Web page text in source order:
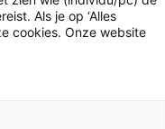
op […]
Als je op ‘Alles
cookies. Onze website